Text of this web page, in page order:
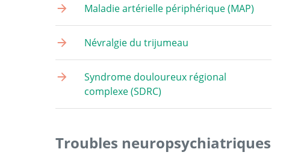
Maladie artérielle périphérique (MAP)
Névralgie du trijumeau
Syndrome douloureux régional
complexe (SDRC)
Troubles neuropsychiatriques